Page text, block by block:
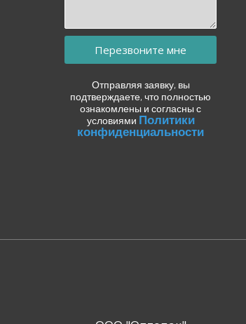
Перезвоните мне
Отправляя заявку, вы
подтверждаете, что полностью
ознакомлены и согласны с
условиями Политики
конфиденциальности